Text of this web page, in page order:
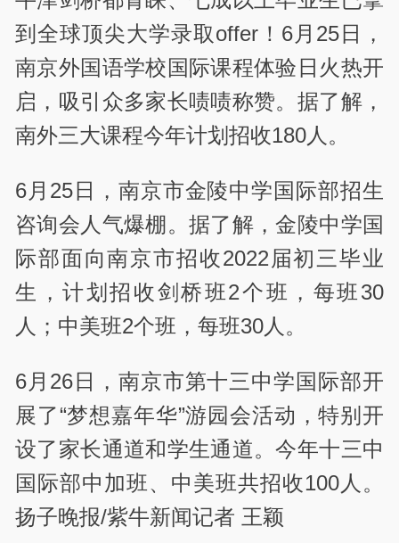
到全球顶尖大学录取offer！6月25日，
南京外国语学校国际课程体验日火热开
启，吸引众多家长啧啧称赞。据了解，
南外三大课程今年计划招收180人。
6月25日，南京市金陵中学国际部招生
咨询会人气爆棚。据了解，金陵中学国
际部面向南京市招收2022届初三毕业
生，计划招收剑桥班2个班，每班30
人；中美班2个班，每班30人。
6月26日，南京市第十三中学国际部开
展了“梦想嘉年华”游园会活动，特别开
设了家长通道和学生通道。今年十三中
国际部中加班、中美班共招收100人。
扬子晚报/紫牛新闻记者 王颖